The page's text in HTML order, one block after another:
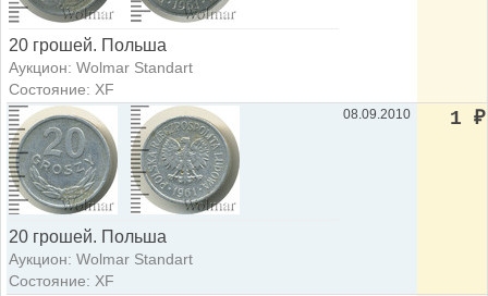
20 грошей. Польша
Аукцион: Wolmar Standart
Состояние: XF
20 грошей. Польша
Аукцион: Wolmar Standart
Состояние: XF
08.09.2010 1 ₽